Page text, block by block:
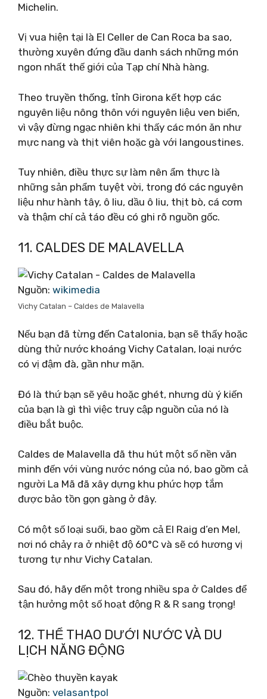
Michelin.
Vị vua hiện tại là El Celler de Can Roca ba sao,
thường xuyên đứng đầu danh sách những món
ngon nhất thế giới của Tạp chí Nhà hàng.
Theo truyền thống, tỉnh Girona kết hợp các
nguyên liệu nông thôn với nguyên liệu ven biển,
vì vậy đừng ngạc nhiên khi thấy các món ăn như
mực nang và thịt viên hoặc gà với langoustines.
Tuy nhiên, điều thực sự làm nên ẩm thực là
những sản phẩm tuyệt vời, trong đó các nguyên
liệu như hành tây, ô liu, dầu ô liu, thịt bò, cá cơm
và thậm chí cả táo đều có ghi rõ nguồn gốc.
11. CALDES DE MALAVELLA
Nguồn: wikimedia
Vichy Catalan – Caldes de Malavella
Nếu bạn đã từng đến Catalonia, bạn sẽ thấy hoặc
dùng thử nước khoáng Vichy Catalan, loại nước
có vị đậm đà, gần như mặn.
Đó là thứ bạn sẽ yêu hoặc ghét, nhưng dù ý kiến ​​
của bạn là gì thì việc truy cập nguồn của nó là
điều bắt buộc.
Caldes de Malavella đã thu hút một số nền văn
minh đến với vùng nước nóng của nó, bao gồm cả
người La Mã đã xây dựng khu phức hợp tắm
được bảo tồn gọn gàng ở đây.
Có một số loại suối, bao gồm cả El Raig d’en Mel,
nơi nó chảy ra ở nhiệt độ 60°C và sẽ có hương vị
tương tự như Vichy Catalan.
Sau đó, hãy đến một trong nhiều spa ở Caldes để
tận hưởng một số hoạt động R & R sang trọng!
12. THỂ THAO DƯỚI NƯỚC VÀ DU
LỊCH NĂNG ĐỘNG
Nguồn: velasantpol